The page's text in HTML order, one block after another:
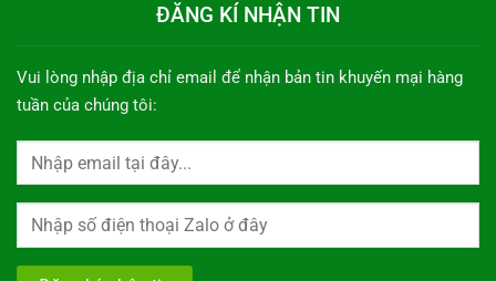
ĐĂNG KÍ NHẬN TIN
Vui lòng nhập địa chỉ email để nhận bản tin khuyến mại hàng
tuần của chúng tôi: